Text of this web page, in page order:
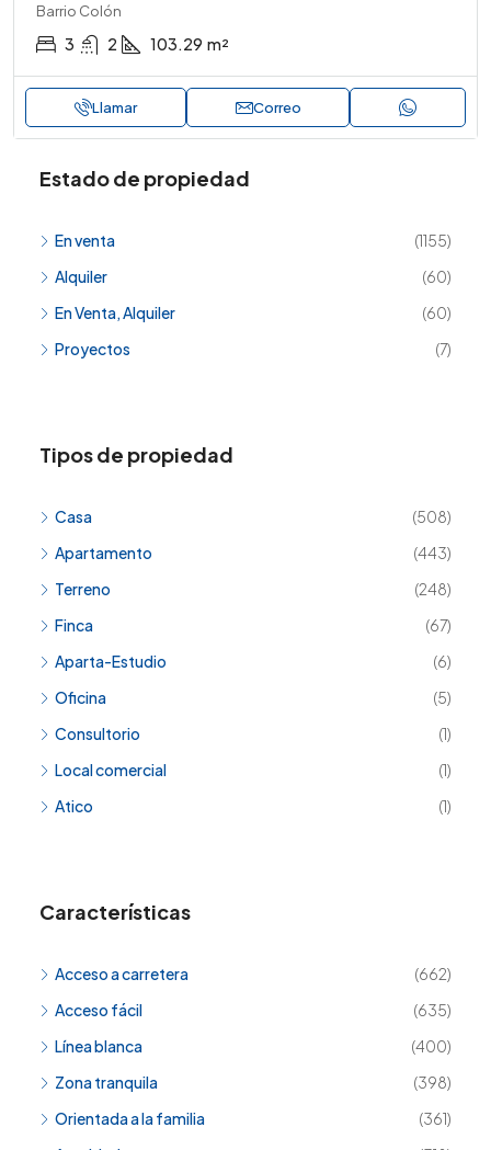
Barrio Colón
3 2 103.29 m²
Llamar Correo
Estado de propiedad
En venta
(1155)
Alquiler
(60)
En Venta, Alquiler
(60)
Proyectos
(7)
Tipos de propiedad
Casa
(508)
Apartamento
(443)
Terreno
(248)
Finca
(67)
Aparta-Estudio
(6)
Oficina
(5)
Consultorio
(1)
Local comercial
(1)
Atico
(1)
Características
Acceso a carretera
(662)
Acceso fácil
(635)
Línea blanca
(400)
Zona tranquila
(398)
Orientada a la familia
(361)